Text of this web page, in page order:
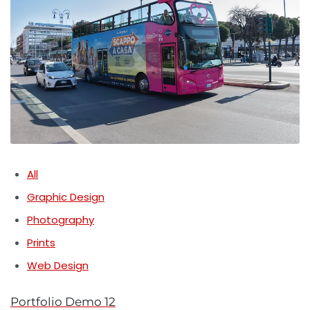
All
Graphic Design
Photography
Prints
Web Design
Portfolio Demo 12